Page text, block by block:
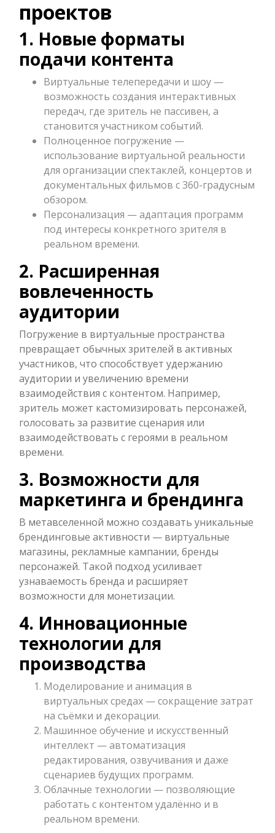
проектов
1. Новые форматы
подачи контента
Виртуальные телепередачи и шоу —
возможность создания интерактивных
передач, где зритель не пассивен, а
становится участником событий.
Полноценное погружение —
использование виртуальной реальности
для организации спектаклей, концертов и
документальных фильмов с 360-градусным
обзором.
Персонализация — адаптация программ
под интересы конкретного зрителя в
реальном времени.
2. Расширенная
вовлеченность
аудитории
Погружение в виртуальные пространства
превращает обычных зрителей в активных
участников, что способствует удержанию
аудитории и увеличению времени
взаимодействия с контентом. Например,
зритель может кастомизировать персонажей,
голосовать за развитие сценария или
взаимодействовать с героями в реальном
времени.
3. Возможности для
маркетинга и брендинга
В метавселенной можно создавать уникальные
брендинговые активности — виртуальные
магазины, рекламные кампании, бренды
персонажей. Такой подход усиливает
узнаваемость бренда и расширяет
возможности для монетизации.
4. Инновационные
технологии для
производства
Моделирование и анимация в
виртуальных средах — сокращение затрат
на съёмки и декорации.
Машинное обучение и искусственный
интеллект — автоматизация
редактирования, озвучивания и даже
сценариев будущих программ.
Облачные технологии — позволяющие
работать с контентом удалённо и в
реальном времени.